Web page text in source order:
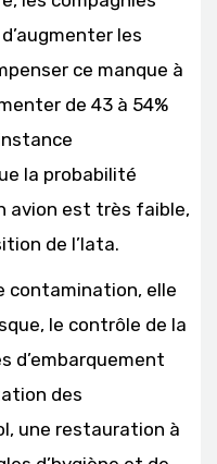
les
ce manque à
de 43 à 54%
la probabilité
avion est très faible,
de l’Iata.
contamination, elle
le contrôle de la
d’embarquement
des
une restauration à